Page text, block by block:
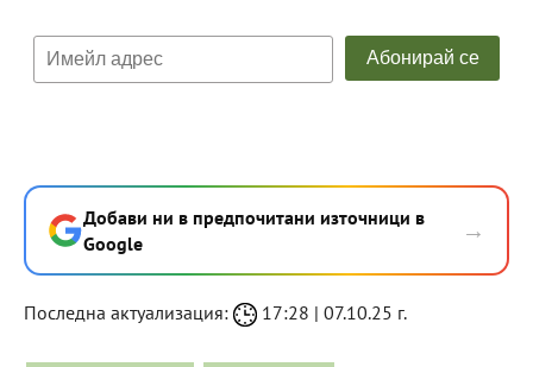
Добави ни в предпочитани източници в
Google
→
Последна актуализация: 17:28 | 07.10.25 г.